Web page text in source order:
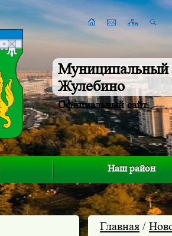
Муниципальный
Жулебино
Официальный сайт
Наш район
Главная /